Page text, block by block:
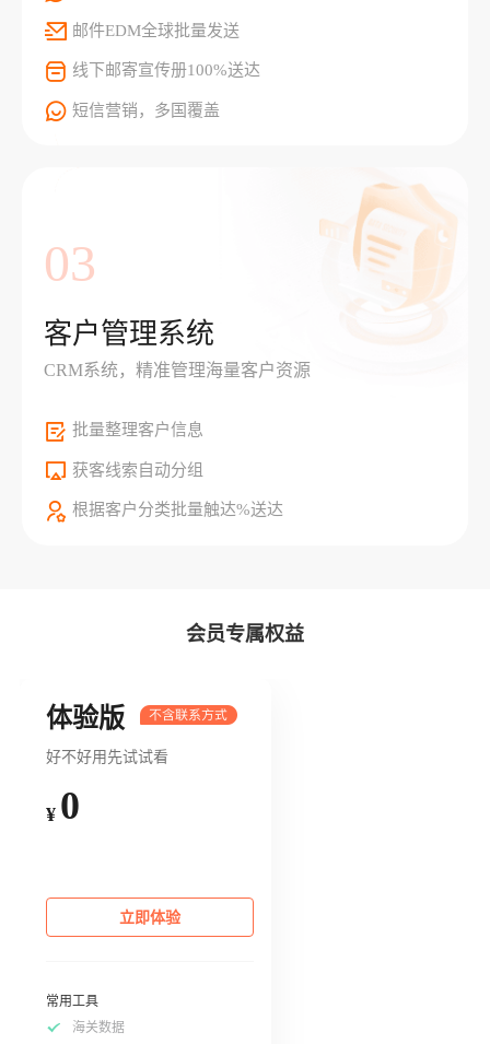
邮件EDM全球批量发送
线下邮寄宣传册100%送达
短信营销，多国覆盖
03
客户管理系统
CRM系统，精准管理海量客户资源
批量整理客户信息
获客线索自动分组
根据客户分类批量触达%送达
会员专属权益
体验版
好不好用先试试看
¥ 0
立即体验
常用工具
海关数据